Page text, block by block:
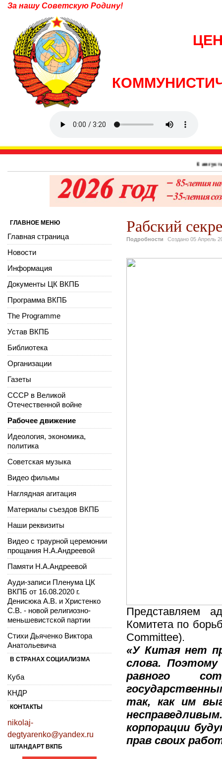
За нашу Советскую Родину!
6 августа 1945 г. –
Рабский
Подробности Создано 05 Апрель
Представляем
Комитета по
Committee).
«У Китая нет
слова. Поэтому
равного
так, как им
корпорации
прав своих
ГЛАВНОЕ МЕНЮ
Главная страница
Новости
Информация
Документы ЦК ВКПБ
Программа ВКПБ
The Programme
Устав ВКПБ
Библиотека
Организации
Газеты
СССР в Великой
Отечественной войне
Рабочее движение
Идеология, экономика,
политика
Советская музыка
Видео фильмы
Наглядная агитация
Материалы съездов ВКПБ
Наши реквизиты
Видео с траурной церемонии
прощания Н.А.Андреевой
Памяти Н.А.Андреевой
Ауди-записи Пленума ЦК
ВКПБ от 16.08.2020 г.
Денисюка А.В. и Христенко
С.В. - новой религиозно-
меньшевистской партии
Стихи Дьяченко Виктора
Анатольевича
В СТРАНАХ СОЦИАЛИЗМА
Куба
КНДР
КОНТАКТЫ
nikolaj-
degtyarenko@yandex.ru
ШТАНДАРТ ВКПБ